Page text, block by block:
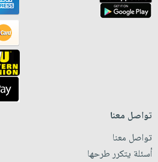
تواصل معنا
تواصل معنا
أسئلة يتكرر طرحها